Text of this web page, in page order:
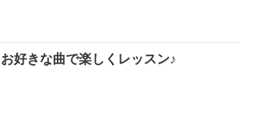
お好きな曲で楽しくレッスン♪